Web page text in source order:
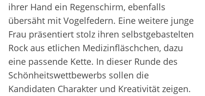
ihrer Hand ein Regenschirm, ebenfalls
übersäht mit Vogelfedern. Eine weitere junge
Frau präsentiert stolz ihren selbstgebastelten
Rock aus etlichen Medizinfläschchen, dazu
eine passende Kette. In dieser Runde des
Schönheitswettbewerbs sollen die
Kandidaten Charakter und Kreativität zeigen.